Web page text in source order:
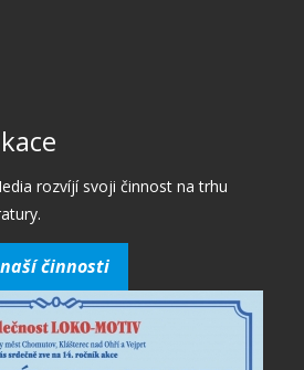
rozvíjí svoji činnost na trhu
činnosti